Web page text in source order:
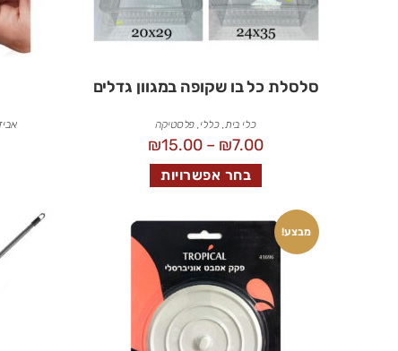
סלסלת כל בו שקופה במגוון גדלים
כלי בית,כללי, פלסטיקה
₪7.00
–
₪15.00
בחר אפשרויות
מבצע!